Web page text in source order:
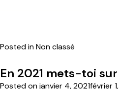
Posted in Non classé
En 2021 mets-toi sur
Posted onjanvier 4, 2021février